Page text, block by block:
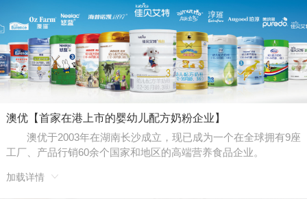
澳优【首家在港上市的婴幼儿配方奶粉企业】
澳优于2003年在湖南长沙成立，现已成为一个在全球拥有9座
工厂、产品行销60余个国家和地区的高端营养食品企业。
加载详情